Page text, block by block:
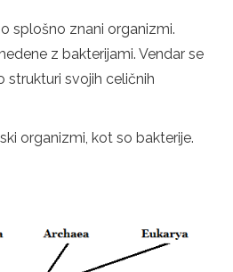
splošno znani organizmi.
z bakterijami. Vendar se
strukturi svojih celičnih
organizmi, kot so bakterije.